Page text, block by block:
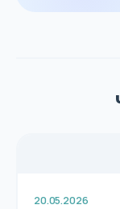
20.05.2026